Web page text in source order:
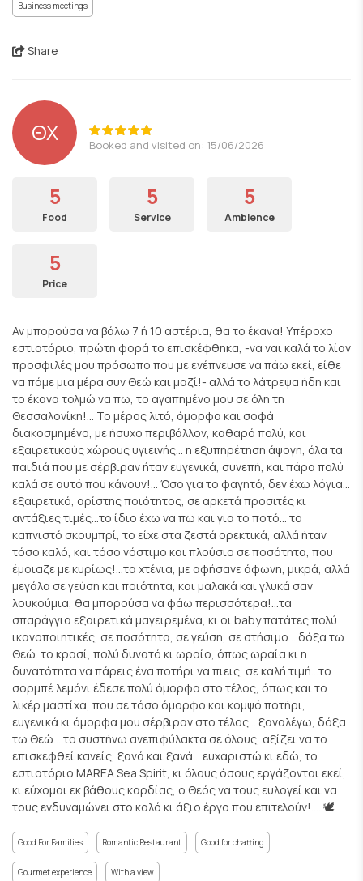
Business meetings
Share
ΘΧ Booked and visited on: 15/06/2026
5
Food
5
Service
5
Ambience
5
Price
Αν μπορούσα να βάλω 7 ή 10 αστέρια, θα το έκανα! Υπέροχο
εστιατόριο, πρώτη φορά το επισκέφθηκα, -να ναι καλά το λίαν
προσφιλές μου πρόσωπο που με ενέπνευσε να πάω εκεί, είθε
να πάμε μια μέρα συν Θεώ και μαζί!- αλλά το λάτρεψα ήδη και
το έκανα τολμώ να πω, το αγαπημένο μου σε όλη τη
Θεσσαλονίκη!... Το μέρος λιτό, όμορφα και σοφά
διακοσμημένο, με ήσυχο περιβάλλον, καθαρό πολύ, και
εξαιρετικούς χώρους υγιεινής... η εξυπηρέτηση άψογη, όλα τα
παιδιά που με σέρβιραν ήταν ευγενικά, συνεπή, και πάρα πολύ
καλά σε αυτό που κάνουν!... Όσο για το φαγητό, δεν έχω λόγια...
εξαιρετικό, αρίστης ποιότητος, σε αρκετά προσιτές κι
αντάξιες τιμές...το ίδιο έχω να πω και για το ποτό... το
καπνιστό σκουμπρί, το είχε στα ζεστά ορεκτικά, αλλά ήταν
τόσο καλό, και τόσο νόστιμο και πλούσιο σε ποσότητα, που
έμοιαζε με κυρίως!...τα χτένια, με αφήσανε άφωνη, μικρά, αλλά
μεγάλα σε γεύση και ποιότητα, και μαλακά και γλυκά σαν
λουκούμια, θα μπορούσα να φάω περισσότερα!...τα
σπαράγγια εξαιρετικά μαγειρεμένα, κι οι baby πατάτες πολύ
ικανοποιητικές, σε ποσότητα, σε γεύση, σε στήσιμο....δόξα τω
Θεώ. το κρασί, πολύ δυνατό κι ωραίο, όπως ωραία κι η
δυνατότητα να πάρεις ένα ποτήρι να πιεις, σε καλή τιμή...το
σορμπέ λεμόνι έδεσε πολύ όμορφα στο τέλος, όπως και το
λικέρ μαστίχα, που σε τόσο όμορφο και κομψό ποτήρι,
ευγενικά κι όμορφα μου σέρβιραν στο τέλος... ξαναλέγω, δόξα
τω Θεώ... το συστήνω ανεπιφύλακτα σε όλους, αξίζει να το
επισκεφθεί κανείς, ξανά και ξανά... ευχαριστώ κι εδώ, το
εστιατόριο MAREA Sea Spirit, κι όλους όσους εργάζονται εκεί,
κι εύχομαι εκ βάθους καρδίας, ο Θεός να τους ευλογεί και να
τους ενδυναμώνει στο καλό κι άξιο έργο που επιτελούν!.... 🕊️
Good For Families Romantic Restaurant Good for chatting
Gourmet experience With a view